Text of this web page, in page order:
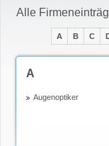
Alle
A B C
A
Augenoptiker